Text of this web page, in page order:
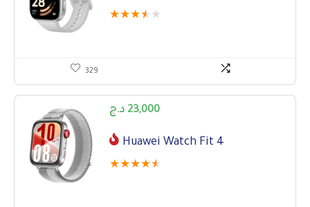
★★★★ ★
329
23,000 د.ج
Huawei Watch Fit 4
★★★★★